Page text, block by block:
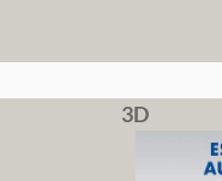
3D